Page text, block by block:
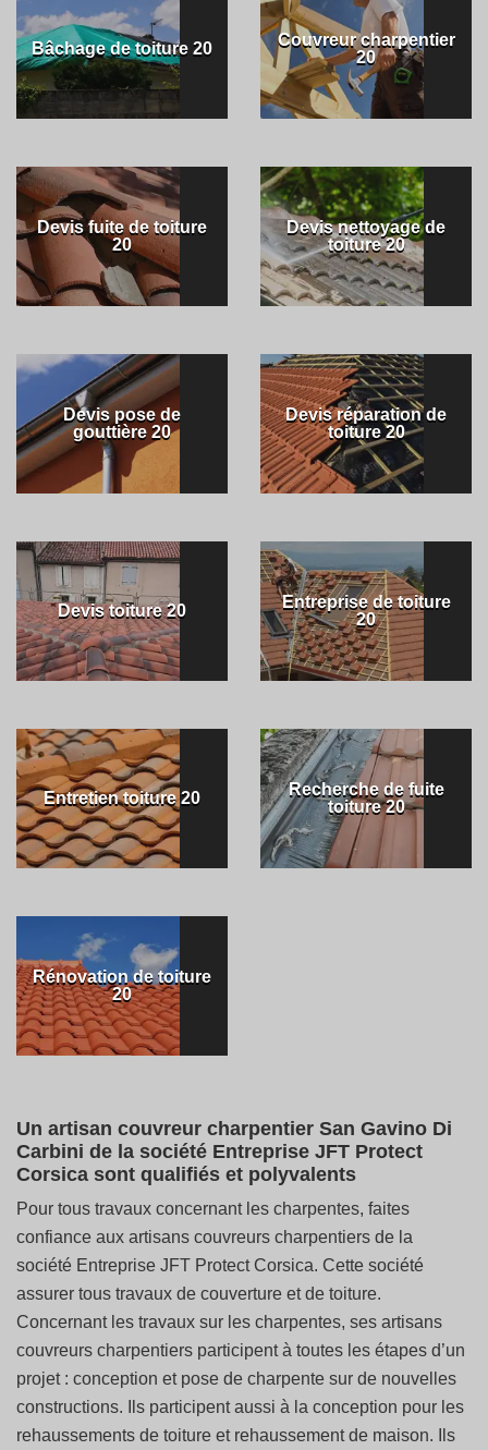
Bâchage de toiture 20
Couvreur charpentier
20
Devis fuite de toiture
20
Devis nettoyage de
toiture 20
Devis pose de
gouttière 20
Devis réparation de
toiture 20
Devis toiture 20
Entreprise de toiture
20
Entretien toiture 20
Recherche de fuite
toiture 20
Rénovation de toiture
20
Un artisan couvreur charpentier San Gavino Di
Carbini de la société Entreprise JFT Protect
Corsica sont qualifiés et polyvalents
Pour tous travaux concernant les charpentes, faites
confiance aux artisans couvreurs charpentiers de la
société Entreprise JFT Protect Corsica. Cette société
assurer tous travaux de couverture et de toiture.
Concernant les travaux sur les charpentes, ses artisans
couvreurs charpentiers participent à toutes les étapes d’un
projet : conception et pose de charpente sur de nouvelles
constructions. Ils participent aussi à la conception pour les
rehaussements de toiture et rehaussement de maison. Ils